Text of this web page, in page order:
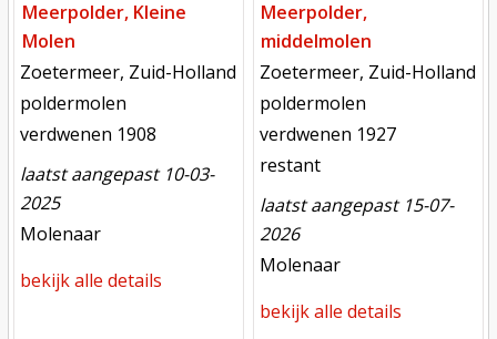
Meerpolder, Kleine
Molen
locatie
Zoetermeer, Zuid-Holland
functie
poldermolen
verdwenen
verdwenen 1908
laatst aangepast 10-03-
2025
meest recente aanpassing
Molenaar
bekijk alle details
Meerpolder,
middelmolen
locatie
Zoetermeer, Zuid-Holland
functie
poldermolen
verdwenen
verdwenen 1927
toestand
restant
laatst aangepast 15-07-
2026
meest recente aanpassing
Molenaar
bekijk alle details